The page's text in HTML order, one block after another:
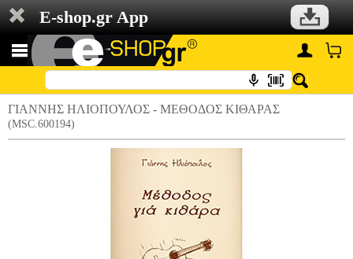
E-shop.gr App
ΓΙΑΝΝΗΣ ΗΛΙΟΠΟΥΛΟΣ - ΜΕΘΟΔΟΣ ΚΙΘΑΡΑΣ
(MSC.600194)